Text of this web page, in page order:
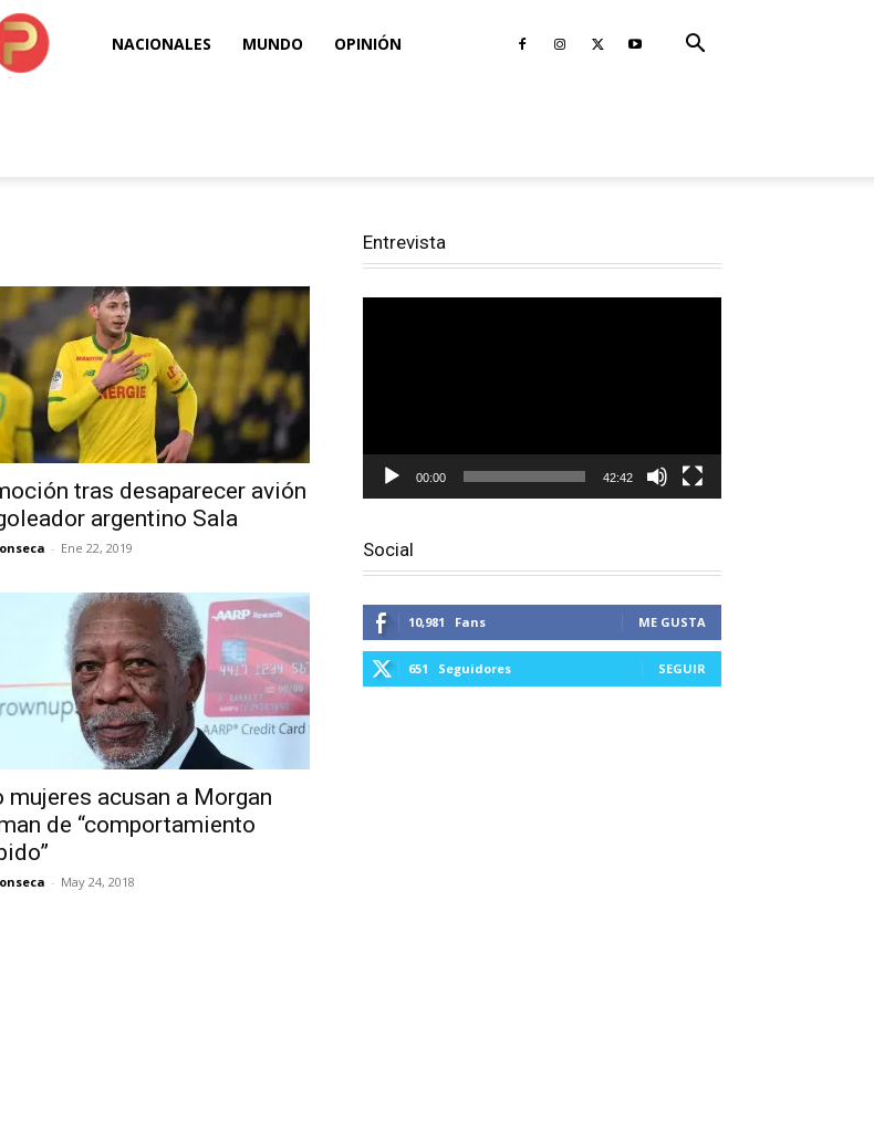
Puro NACIONALES MUNDO OPINIÓN
tras desaparecer avión
argentino Sala
- Ene 22, 2019
mujeres acusan a Morgan
de “comportamiento
- May 24, 2018
Entrevista
00:00 42:42
Social
10,981 Fans ME GUSTA
651 Seguidores SEGUIR